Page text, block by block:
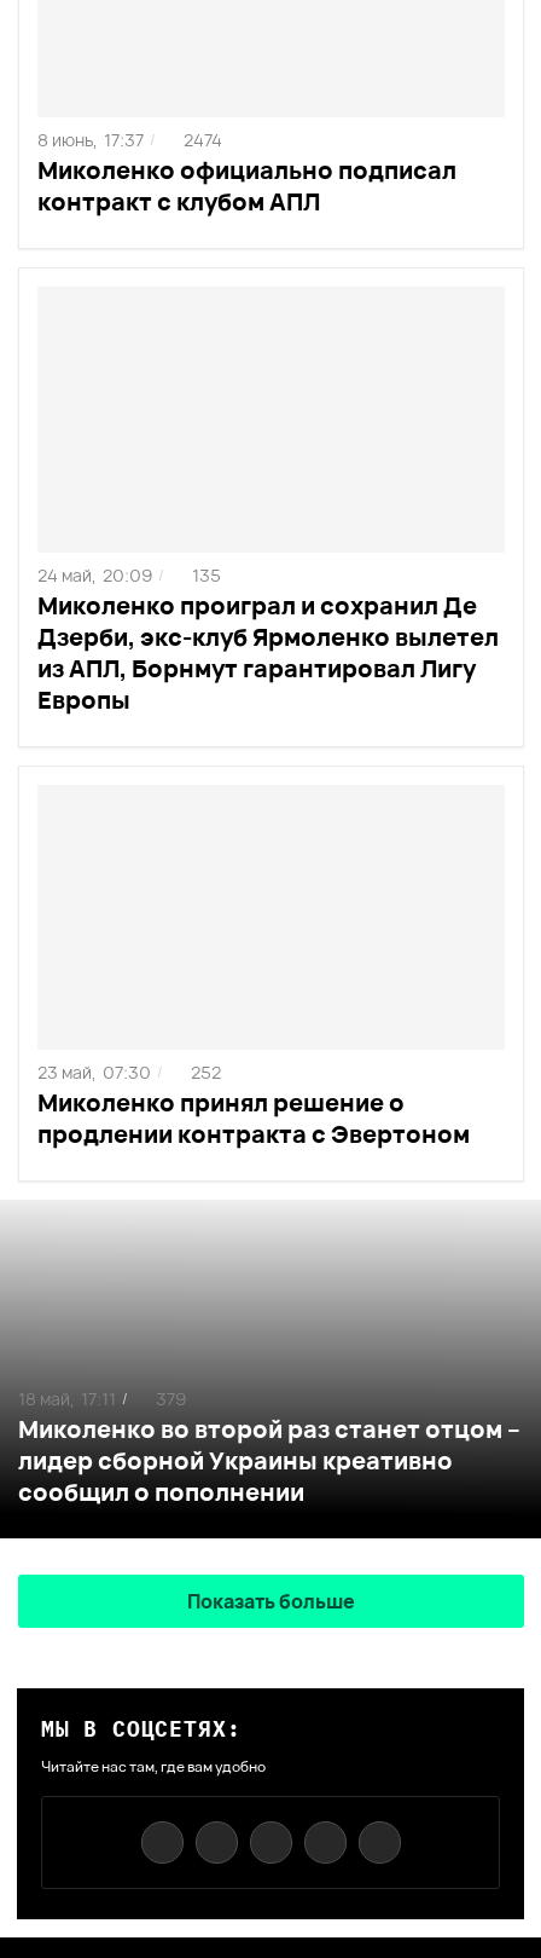
Миколенко официально подписал
контракт с клубом АПЛ
8 июнь, 17:37 / 2474
Миколенко проиграл и сохранил Де
Дзерби, экс-клуб Ярмоленко вылетел
из АПЛ, Борнмут гарантировал Лигу
Европы
24 май, 20:09 / 135
Миколенко принял решение о
продлении контракта с Эвертоном
23 май, 07:30 / 252
Миколенко во второй раз станет отцом –
лидер сборной Украины креативно
сообщил о пополнении
18 май, 17:11 / 379
Показать больше
МЫ В СОЦСЕТЯХ:
Читайте нас там, где вам удобно